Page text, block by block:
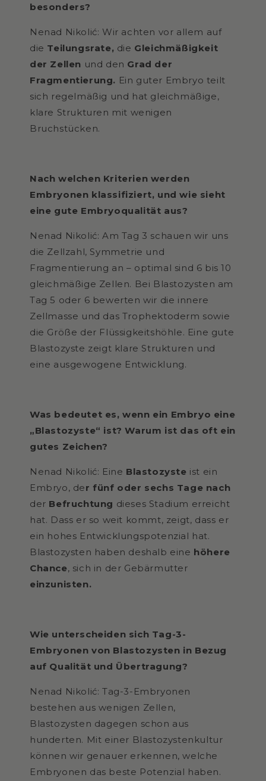
besonders?
Nenad Nikolić: Wir achten vor allem auf
die Teilungsrate, die Gleichmäßigkeit
der Zellen und den Grad der
Fragmentierung. Ein guter Embryo teilt
sich regelmäßig und hat gleichmäßige,
klare Strukturen mit wenigen
Bruchstücken.
Nach welchen Kriterien werden
Embryonen klassifiziert, und wie sieht
eine gute Embryoqualität aus?
Nenad Nikolić: Am Tag 3 schauen wir uns
die Zellzahl, Symmetrie und
Fragmentierung an – optimal sind 6 bis 10
gleichmäßige Zellen. Bei Blastozysten am
Tag 5 oder 6 bewerten wir die innere
Zellmasse und das Trophektoderm sowie
die Größe der Flüssigkeitshöhle. Eine gute
Blastozyste zeigt klare Strukturen und
eine ausgewogene Entwicklung.
Was bedeutet es, wenn ein Embryo eine
„Blastozyste“ ist? Warum ist das oft ein
gutes Zeichen?
Nenad Nikolić: Eine Blastozyste ist ein
Embryo, der fünf oder sechs Tage nach
der Befruchtung dieses Stadium erreicht
hat. Dass er so weit kommt, zeigt, dass er
ein hohes Entwicklungspotenzial hat.
Blastozysten haben deshalb eine höhere
Chance, sich in der Gebärmutter
einzunisten.
Wie unterscheiden sich Tag-3-
Embryonen von Blastozysten in Bezug
auf Qualität und Übertragung?
Nenad Nikolić: Tag-3-Embryonen
bestehen aus wenigen Zellen,
Blastozysten dagegen schon aus
hunderten. Mit einer Blastozystenkultur
können wir genauer erkennen, welche
Embryonen das beste Potenzial haben.